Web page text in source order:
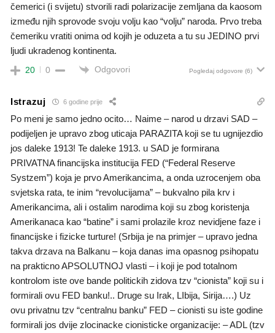
čemerici (i svijetu) stvorili radi polarizacije zemljana da kaosom
između njih sprovode svoju volju kao “volju” naroda. Prvo treba
čemeriku vratiti onima od kojih je oduzeta a tu su JEDINO prvi
ljudi ukradenog kontinenta.
20 0 Odgovori Pogledaj odgovore (6)
Istrazuj 6 godine prije
Po meni je samo jedno ocito… Naime – narod u drzavi SAD –
podijeljen je upravo zbog uticaja PARAZITA koji se tu ugnijezdio
jos daleke 1913! Te daleke 1913. u SAD je formirana
PRIVATNA financijska institucija FED (“Federal Reserve
Systzem”) koja je prvo Amerikancima, a onda uzrocenjem oba
svjetska rata, te inim “revolucijama” – bukvalno pila krv i
Amerikancima, ali i ostalim narodima koji su zbog koristenja
Amerikanaca kao “batine” i sami prolazile kroz nevidjene faze i
financijske i fizicke turture! (Srbija je na primjer – upravo jedna
takva drzava na Balkanu – koja danas ima opasnog psihopatu
na prakticno APSOLUTNOJ vlasti – i koji je pod totalnom
kontrolom iste ove bande politickih zidova tzv “cionista” koji su i
formirali ovu FED banku!.. Druge su Irak, LIbija, Sirija….) Uz
ovu privatnu tzv “centralnu banku” FED – cionisti su iste godine
formirali jos dvije zlocinacke cionisticke organizacije: – ADL (tzv